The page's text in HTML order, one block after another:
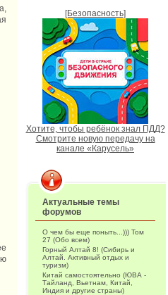
[Безопасность]
Хотите, чтобы ребёнок знал ПДД?
Смотрите новую передачу на
канале «Карусель»
Актуальные темы
форумов
О чем бы еще поныть...))) Том
27 (Обо всем)
Горный Алтай 8! (Сибирь и
Алтай. Активный отдых и
туризм)
Китай самостоятельно (ЮВА -
Тайланд, Вьетнам, Китай,
Индия и другие страны)